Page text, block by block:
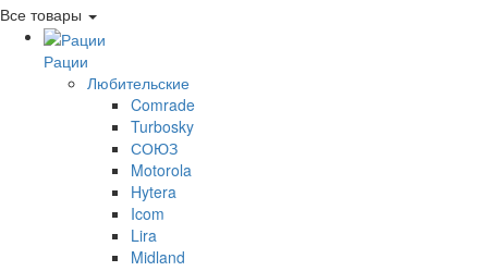
Все товары
Рации
Любительские
Comrade
Turbosky
СОЮЗ
Motorola
Hytera
Icom
Lira
Midland